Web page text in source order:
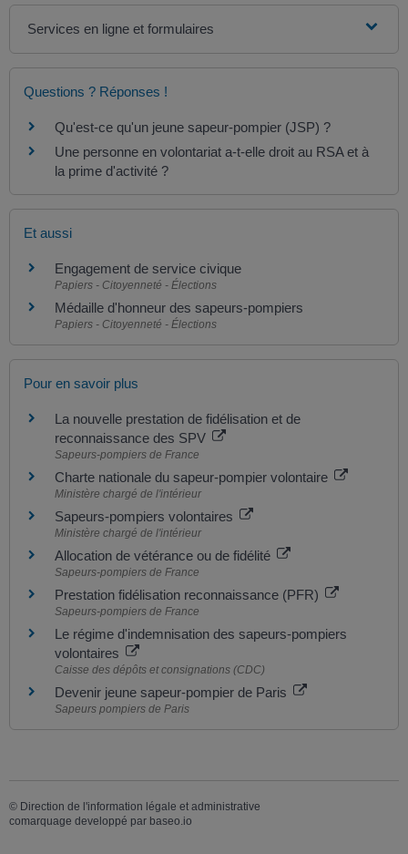
Services en ligne et formulaires
Questions ? Réponses !
Qu'est-ce qu'un jeune sapeur-pompier (JSP) ?
Une personne en volontariat a-t-elle droit au RSA et à
la prime d'activité ?
Et aussi
Engagement de service civique
Papiers - Citoyenneté - Élections
Médaille d'honneur des sapeurs-pompiers
Papiers - Citoyenneté - Élections
Pour en savoir plus
La nouvelle prestation de fidélisation et de
reconnaissance des SPV
Sapeurs-pompiers de France
Charte nationale du sapeur-pompier volontaire
Ministère chargé de l'intérieur
Sapeurs-pompiers volontaires
Ministère chargé de l'intérieur
Allocation de vétérance ou de fidélité
Sapeurs-pompiers de France
Prestation fidélisation reconnaissance (PFR)
Sapeurs-pompiers de France
Le régime d'indemnisation des sapeurs-pompiers
volontaires
Caisse des dépôts et consignations (CDC)
Devenir jeune sapeur-pompier de Paris
Sapeurs pompiers de Paris
© Direction de l'information légale et administrative
comarquage developpé par baseo.io